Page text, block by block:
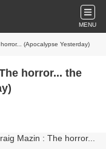
MENU
(Apocalypse Yesterday)
horror... the